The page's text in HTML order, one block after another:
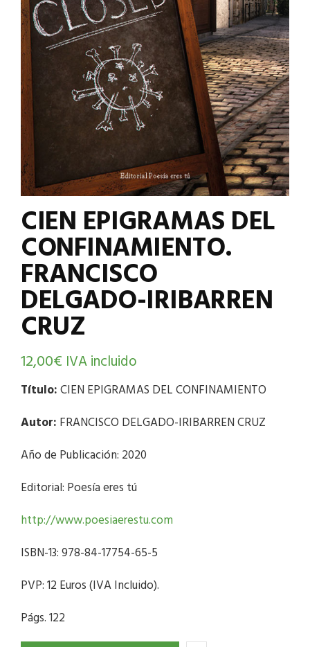
CIEN EPIGRAMAS DEL
CONFINAMIENTO.
FRANCISCO
DELGADO-IRIBARREN
CRUZ
12,00€ IVA incluido
Título:CIEN EPIGRAMAS DEL CONFINAMIENTO
Autor: FRANCISCO DELGADO-IRIBARREN CRUZ
Año de Publicación: 2020
Editorial: Poesía eres tú
http://www.poesiaerestu.com
ISBN-13: 978-84-17754-65-5
PVP: 12 Euros (IVA Incluido).
Págs. 122